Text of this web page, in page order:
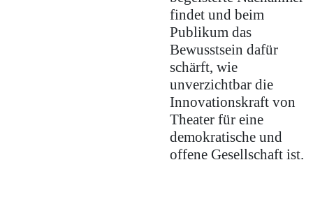
findet und beim
Publikum das
Bewusstsein dafür
schärft, wie
unverzichtbar die
Innovationskraft von
Theater für eine
demokratische und
offene Gesellschaft ist.